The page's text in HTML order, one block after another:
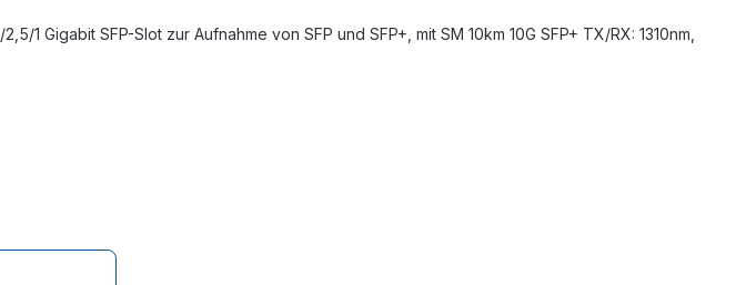
Gigabit SFP-Slot zur Aufnahme von SFP und SFP+, mit SM 10km 10G SFP+ TX/RX: 1310nm,